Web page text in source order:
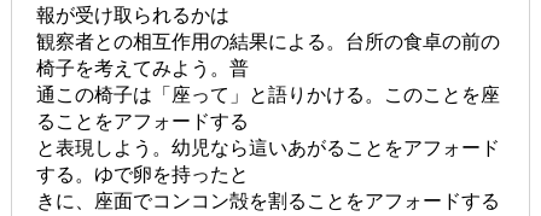
報が受け取られるかは
観察者との相互作用の結果による。台所の食卓の前の
椅子を考えてみよう。普
通この椅子は「座って」と語りかける。このことを座
ることをアフォードする
と表現しよう。幼児なら這いあがることをアフォード
する。ゆで卵を持ったと
きに、座面でコンコン殻を割ることをアフォードする